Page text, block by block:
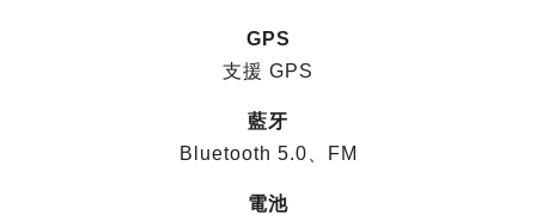
GPS
支援 GPS
藍牙
Bluetooth 5.0、FM
電池